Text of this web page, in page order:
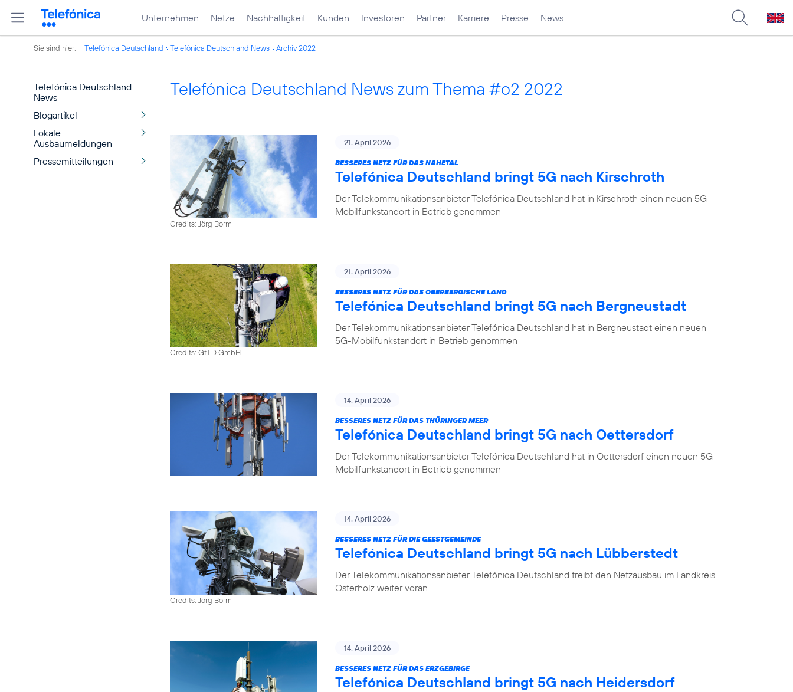
Unternehmen Netze Nachhaltigkeit Kunden Investoren Partner Karriere Presse News
Sie sind hier: Telefónica Deutschland Telefónica Deutschland News Archiv 2022
Telefónica Deutschland
News
Blogartikel
Lokale
Ausbaumeldungen
Pressemitteilungen
Telefónica Deutschland News zum Thema #o2 2022
Credits: Jörg Borm
21. April 2026
BESSERES NETZ FÜR DAS NAHETAL
Telefónica Deutschland bringt 5G nach Kirschroth
Der Telekommunikationsanbieter Telefónica Deutschland hat in Kirschroth einen neuen 5G-
Mobilfunkstandort in Betrieb genommen
Credits: GfTD GmbH
21. April 2026
BESSERES NETZ FÜR DAS OBERBERGISCHE LAND
Telefónica Deutschland bringt 5G nach Bergneustadt
Der Telekommunikationsanbieter Telefónica Deutschland hat in Bergneustadt einen neuen
5G-Mobilfunkstandort in Betrieb genommen
14. April 2026
BESSERES NETZ FÜR DAS THÜRINGER MEER
Telefónica Deutschland bringt 5G nach Oettersdorf
Der Telekommunikationsanbieter Telefónica Deutschland hat in Oettersdorf einen neuen 5G-
Mobilfunkstandort in Betrieb genommen
Credits: Jörg Borm
14. April 2026
BESSERES NETZ FÜR DIE GEESTGEMEINDE
Telefónica Deutschland bringt 5G nach Lübberstedt
Der Telekommunikationsanbieter Telefónica Deutschland treibt den Netzausbau im Landkreis
Osterholz weiter voran
14. April 2026
BESSERES NETZ FÜR DAS ERZGEBIRGE
Telefónica Deutschland bringt 5G nach Heidersdorf